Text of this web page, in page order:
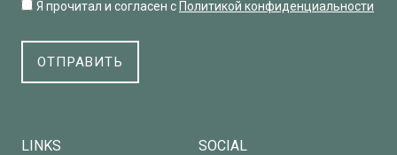
Я прочитал и согласен с Политикой конфиденциальности
ОТПРАВИТЬ
LINKS SOCIAL